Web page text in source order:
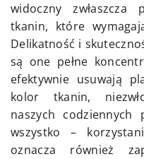
widoczny zwłaszcza
tkanin, które
Delikatność i
są one pełne
efektywnie usuwają
kolor tkanin,
naszych
wszystko –
oznacza również